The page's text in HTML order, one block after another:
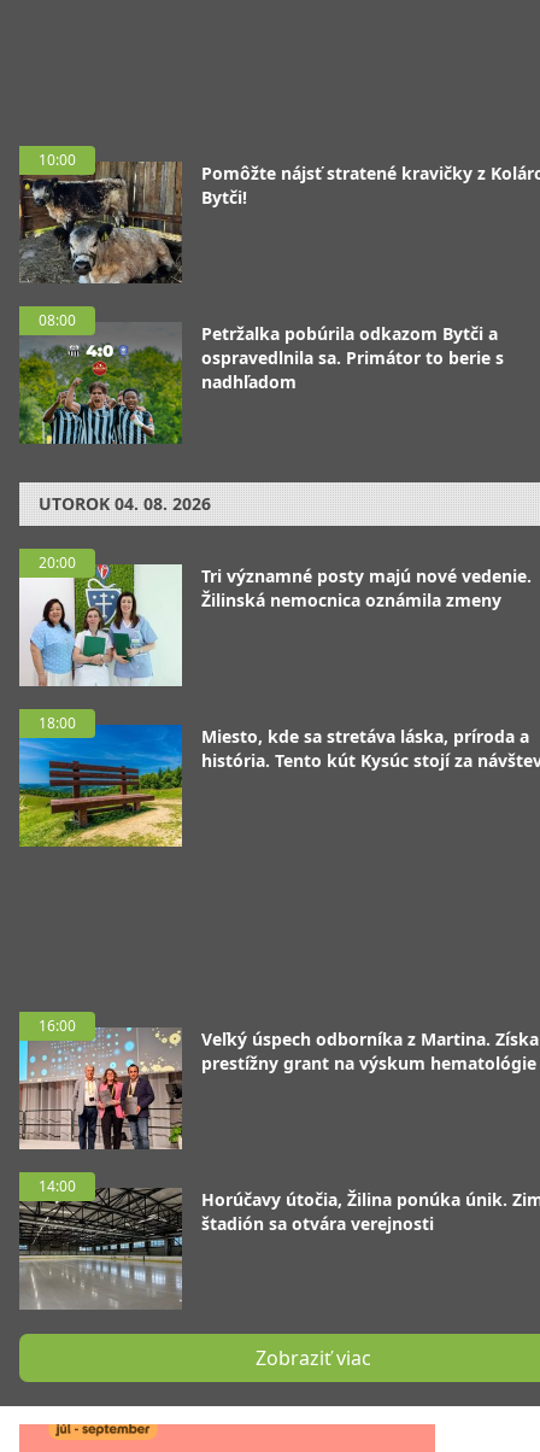
10:00
Pomôžte nájsť stratené kravičky z
Bytči!
08:00
Petržalka pobúrila odkazom Bytči a
ospravedlnila sa. Primátor to berie s
nadhľadom
UTOROK 04. 08. 2026
20:00
Tri významné posty majú nové vedenie.
Žilinská nemocnica oznámila zmeny
18:00
Miesto, kde sa stretáva láska, príroda a
história. Tento kút Kysúc stojí za
16:00
Veľký úspech odborníka z Martina.
prestížny grant na výskum hematológie
14:00
Horúčavy útočia, Žilina ponúka únik.
štadión sa otvára verejnosti
Zobraziť viac